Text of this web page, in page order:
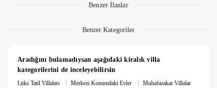
Not: 10.000 TL Hasar Depozitosu bulunmaktadır. Hasarsızlık
Benzer İlanlar
Benzer Kategoriler
Aradığını bulamadıysan aşağıdaki kiralık villa
kategorilerini de inceleyebilirsin
Lüks Tatil Villaları | Merkezi Konumdaki Evler | Muhafazakar Villalar